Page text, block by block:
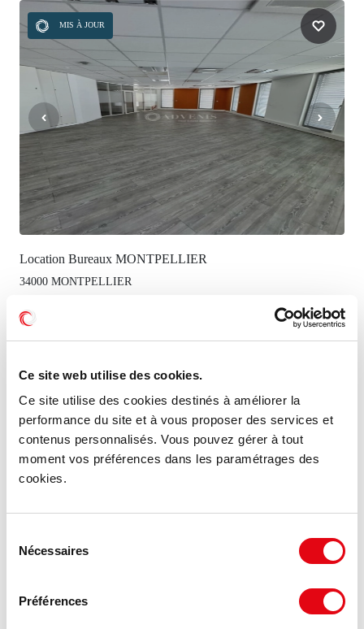
Ce site web utilise des cookies.
Ce site utilise des cookies destinés à améliorer la
performance du site et à vous proposer des services et
contenus personnalisés. Vous pouvez gérer à tout
moment vos préférences dans les paramétrages des
cookies.
Nécessaires
Préférences
MIS À JOUR
Location Bureaux MONTPELLIER
34000 MONTPELLIER